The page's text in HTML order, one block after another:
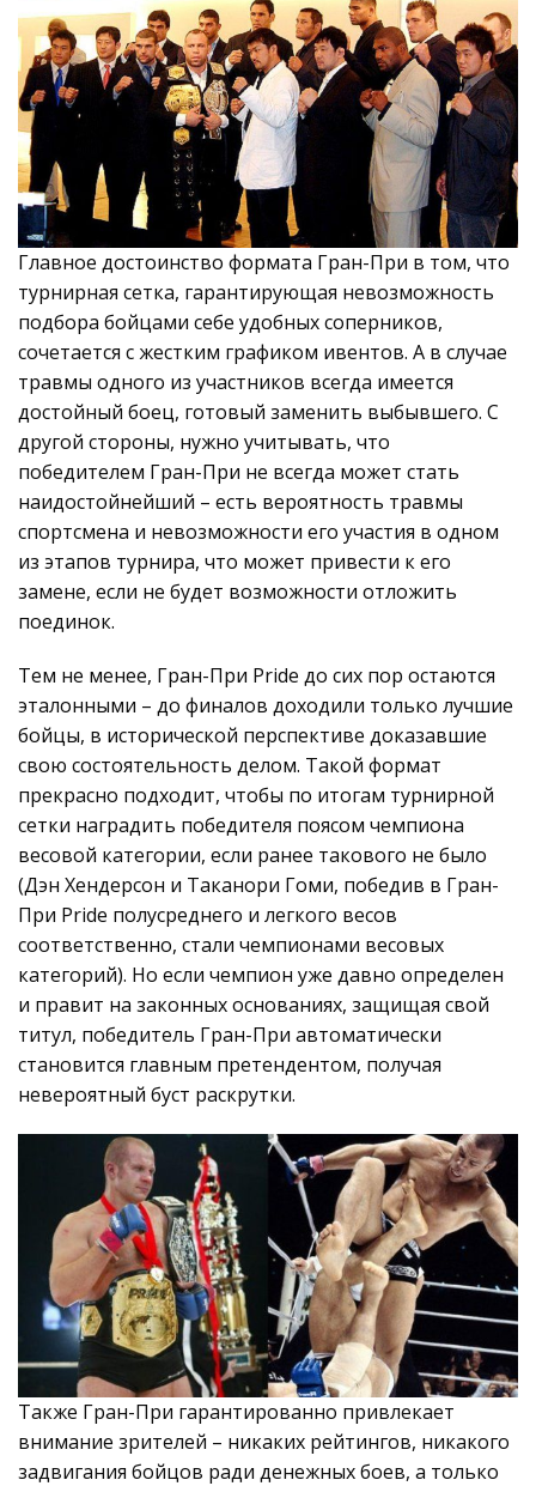
Главное достоинство формата Гран-При в том, что
турнирная сетка, гарантирующая невозможность
подбора бойцами себе удобных соперников,
сочетается с жестким графиком ивентов. А в случае
травмы одного из участников всегда имеется
достойный боец, готовый заменить выбывшего. С
другой стороны, нужно учитывать, что
победителем Гран-При не всегда может стать
наидостойнейший – есть вероятность травмы
спортсмена и невозможности его участия в одном
из этапов турнира, что может привести к его
замене, если не будет возможности отложить
поединок.
Тем не менее, Гран-При Pride до сих пор остаются
эталонными – до финалов доходили только лучшие
бойцы, в исторической перспективе доказавшие
свою состоятельность делом. Такой формат
прекрасно подходит, чтобы по итогам турнирной
сетки наградить победителя поясом чемпиона
весовой категории, если ранее такового не было
(Дэн Хендерсон и Таканори Гоми, победив в Гран-
При Pride полусреднего и легкого весов
соответственно, стали чемпионами весовых
категорий). Но если чемпион уже давно определен
и правит на законных основаниях, защищая свой
титул, победитель Гран-При автоматически
становится главным претендентом, получая
невероятный буст раскрутки.
Также Гран-При гарантированно привлекает
внимание зрителей – никаких рейтингов, никакого
задвигания бойцов ради денежных боев, а только